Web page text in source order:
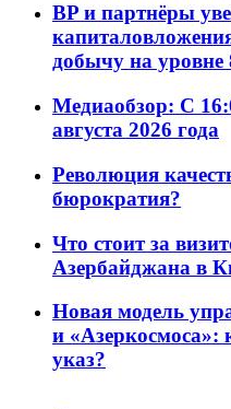
BP и партнёры
добычу на уровне
Медиаобзор: С
августа 2026 года
Революция
бюрократия?
Что стоит за
Азербайджана в
Новая модель
и «Азеркосмоса»:
указ?